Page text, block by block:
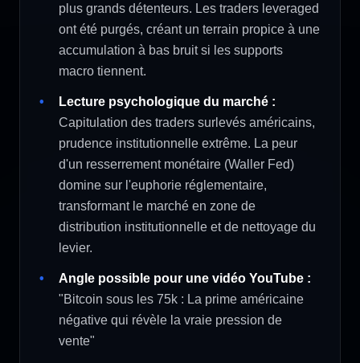
plus grands détenteurs. Les traders leveraged
ont été purgés, créant un terrain propice à une
accumulation à bas bruit si les supports
macro tiennent.
Lecture psychologique du marché :
Capitulation des traders surlevés américains,
prudence institutionnelle extrême. La peur
d'un resserrement monétaire (Waller Fed)
domine sur l'euphorie réglementaire,
transformant le marché en zone de
distribution institutionnelle et de nettoyage du
levier.
Angle possible pour une vidéo YouTube :
"Bitcoin sous les 75k : La prime américaine
négative qui révèle la vraie pression de
vente"